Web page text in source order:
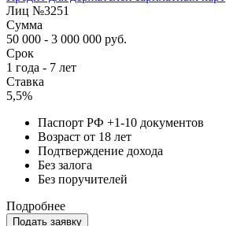
Лиц №3251
Сумма
50 000 - 3 000 000 руб.
Срок
1 года - 7 лет
Ставка
5,5%
Паспорт РФ +1-10 документов
Возраст от 18 лет
Подтверждение дохода
Без залога
Без поручителей
Подробнее
Подать заявку